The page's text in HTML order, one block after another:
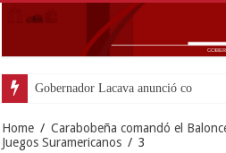
Gobernador Lacava anunció
Home / Carabobeña comandó el
Juegos Suramericanos / 3